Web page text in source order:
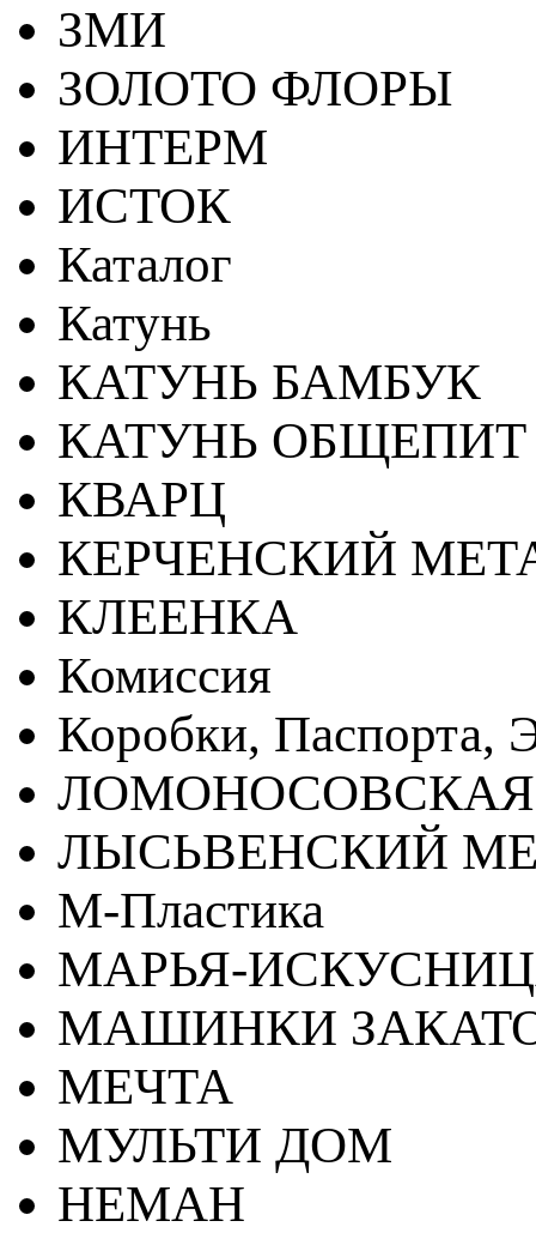
ЗМИ
ЗОЛОТО ФЛОРЫ
ИНТЕРМ
ИСТОК
Каталог
Катунь
КАТУНЬ БАМБУК
КАТУНЬ ОБЩЕПИТ
КВАРЦ
КЕРЧЕНСКИЙ
КЛЕЕНКА
Комиссия
Коробки, Паспорта,
ЛЫСЬВЕНСКИЙ
М-Пластика
МАРЬЯ-
МАШИНКИ
МЕЧТА
МУЛЬТИ ДОМ
НЕМАН